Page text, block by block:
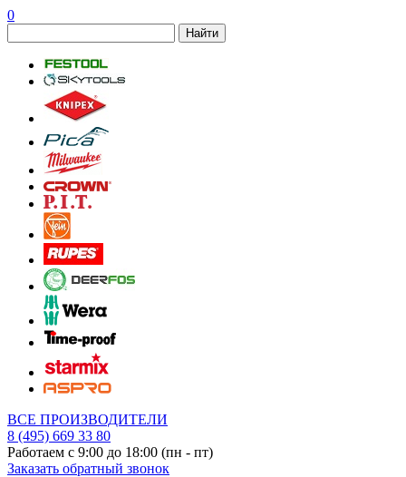
0
Найти
ВСЕ ПРОИЗВОДИТЕЛИ
8 (495) 669 33 80
Работаем с 9:00 до 18:00 (пн - пт)
Заказать обратный звонок